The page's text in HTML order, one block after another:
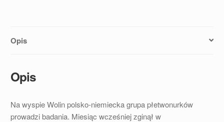
Opis
Opis
Na wyspie Wolin polsko-niemiecka grupa płetwonurków
prowadzi badania. Miesiąc wcześniej zginął w